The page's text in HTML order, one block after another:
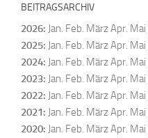
BEITRAGSARCHIV
2026: Jan. Feb. MärzApr. Mai
2025: Jan. Feb. MärzApr. Mai
2024: Jan. Feb. MärzApr. Mai
2023: Jan. Feb. MärzApr. Mai
2022: Jan. Feb. MärzApr. Mai
2021: Jan. Feb. MärzApr. Mai
2020: Jan. Feb. MärzApr. Mai